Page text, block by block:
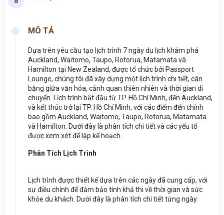
MÔ TẢ
Dựa trên yêu cầu tạo lịch trình 7 ngày du lịch khám phá
Auckland, Waitomo, Taupo, Rotorua, Matamata và
Hamilton tại New Zealand, được tổ chức bởi Passport
Lounge, chúng tôi đã xây dựng một lịch trình chi tiết, cân
bằng giữa văn hóa, cảnh quan thiên nhiên và thời gian di
chuyển. Lịch trình bắt đầu từ TP. Hồ Chí Minh, đến Auckland,
và kết thúc trở lại TP. Hồ Chí Minh, với các điểm đến chính
bao gồm Auckland, Waitomo, Taupo, Rotorua, Matamata
và Hamilton. Dưới đây là phân tích chi tiết và các yếu tố
được xem xét để lập kế hoạch.
Phân Tích Lịch Trình
Lịch trình được thiết kế dựa trên các ngày đã cung cấp, với
sự điều chỉnh để đảm bảo tính khả thi về thời gian và sức
khỏe du khách. Dưới đây là phân tích chi tiết từng ngày: